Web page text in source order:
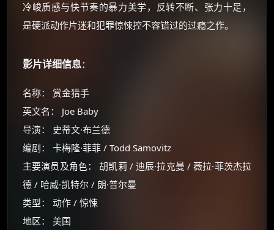
冷峻质感与快节奏的暴力美学，反转不断、张力十足，
是硬派动作片迷和犯罪惊悚控不容错过的过瘾之作。
影片详细信息：
名称： 赏金猎手
英文名： Joe Baby
导演： 史蒂文·布兰德
编剧： 卡梅隆·菲菲 / Todd Samovitz
主要演员及角色： 胡凯莉 / 迪辰·拉克曼 / 薇拉·菲茨杰拉
德 / 哈威·凯特尔 / 朗·普尔曼
类型： 动作 / 惊悚
地区： 美国